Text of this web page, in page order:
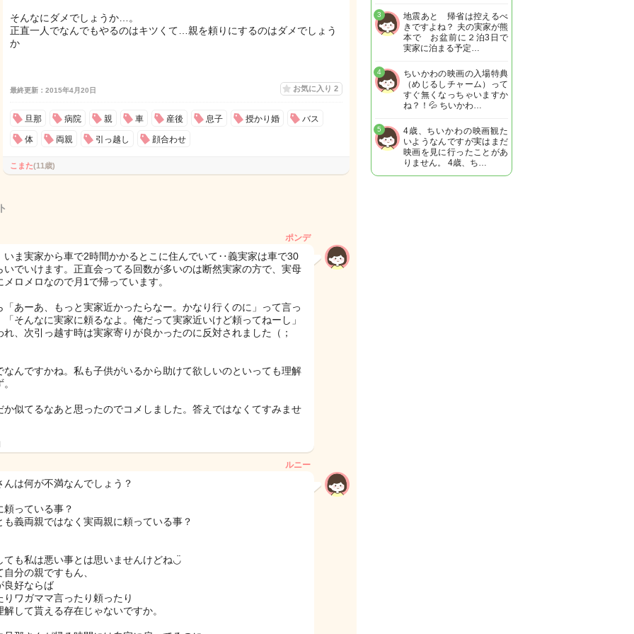
そんなにダメでしょうか…。
正直一人でなんでもやるのはキツくて…親を頼りにするのはダメでしょう
か
最終更新：2015年4月20日 お気に入り 2
旦那 病院 親 車 産後 息子 授かり婚 バス
体 両親 引っ越し 顔合わせ
こまた(11歳)
ポンデ
いま実家から車で2時間かかるとこに住んでいて‥義実家は車で30
いでいけます。正直会ってる回数が多いのは断然実家の方で、実母
メロメロなので月1で帰っています。
「あーあ、もっと実家近かったらなー。かなり行くのに」って言っ
「そんなに実家に頼るなよ。俺だって実家近いけど頼ってねーし」
れ、次引っ越す時は実家寄りが良かったのに反対されました（；
なんですかね。私も子供がいるから助けて欲しいのといっても理解
か似てるなあと思ったのでコメしました。答えではなくてすみませ
ルニー
んは何が不満なんでしょう？
頼っている事？
も義両親ではなく実両親に頼っている事？
ても私は悪い事とは思いませんけどね◡̈
自分の親ですもん、
良好ならば
りワガママ言ったり頼ったり
解して貰える存在じゃないですか。
地震あと 帰省は控えるべ
きですよね？ 夫の実家が熊
本で お盆前に２泊3日で
実家に泊まる予定…
3
ちいかわの映画の入場特典
（めじるしチャーム）って
すぐ無くなっちゃいますか
ね？！💦 ちいかわ…
4
4歳、ちいかわの映画観た
いようなんですが実はまだ
映画を見に行ったことがあ
りません。 4歳、ち…
5